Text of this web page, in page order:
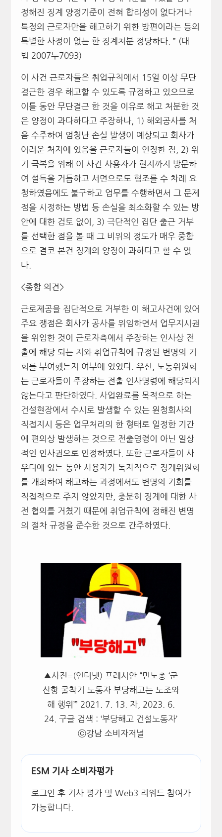
정해진 징계 양정기준이 전혀 합리성이 없다거나
특정의 근로자만을 해고하기 위한 방편이라는 등의
특별한 사정이 없는 한 징계처분 정당하다. ” (대
법 2007두7093)
이 사건 근로자들은 취업규칙에서 15일 이상 무단
결근한 경우 해고할 수 있도록 규정하고 있으므로
이틀 동안 무단결근 한 것을 이유로 해고 처분한 것
은 양정이 과다하다고 주장하나, 1) 해외공사를 처
음 수주하여 엄청난 손실 발생이 예상되고 회사가
어려운 처지에 있음을 근로자들이 인정한 점, 2) 위
기 극복을 위해 이 사건 사용자가 현지까지 방문하
여 설득을 거듭하고 서면으로도 협조를 수 차례 요
청하였음에도 불구하고 업무를 수행하면서 그 문제
점을 시정하는 방법 등 손실을 최소화할 수 있는 방
안에 대한 검토 없이, 3) 극단적인 집단 출근 거부
를 선택한 점을 볼 때 그 비위의 정도가 매우 중함
으로 결코 본건 징계의 양정이 과하다고 할 수 없
다.
<종합 의견>
근로제공을 집단적으로 거부한 이 해고사건에 있어
주요 쟁점은 회사가 공사를 위임하면서 업무지시권
을 위임한 것이 근로자측에서 주장하는 인사상 전
출에 해당 되는 지와 취업규칙에 규정된 변명의 기
회를 부여했는지 여부에 있었다. 우선, 노동위원회
는 근로자들이 주장하는 전출 인사명령에 해당되지
않는다고 판단하였다. 사업완료를 목적으로 하는
건설현장에서 수시로 발생할 수 있는 원청회사의
직접지시 등은 업무처리의 한 형태로 일정한 기간
에 편의상 발생하는 것으로 전출명령이 아닌 일상
적인 인사권으로 인정하였다. 또한 근로자들이 사
우디에 있는 동안 사용자가 독자적으로 징계위원회
를 개최하여 해고하는 과정에서도 변명의 기회를
직접적으로 주지 않았지만, 충분히 징계에 대한 사
전 협의를 거쳤기 때문에 취업규칙에 정해진 변명
의 절차 규정을 준수한 것으로 간주하였다.
▲사진=(인터넷) 프레시안 “민노총 ‘군
산항 굴착기 노동자 부당해고는 노조와
해 행위’” 2021. 7. 13. 자, 2023. 6.
24. 구글 검색 : ‘부당해고 건설노동자’
ⓒ강남 소비자저널
ESM 기사 소비자평가
로그인 후 기사 평가 및 Web3 리워드 참여가
가능합니다.